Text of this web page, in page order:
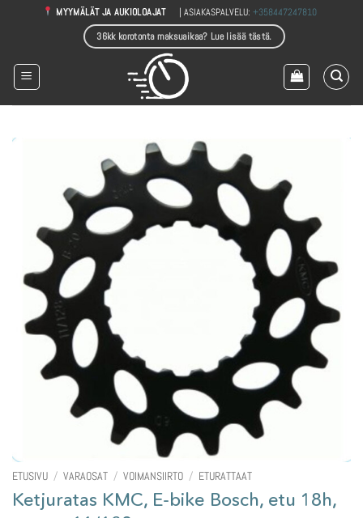
MYYMÄLÄT JA AUKIOLOAJAT | ASIAKASPALVELU:+358447247810
36kk korotonta maksuaikaa? Lue lisää tästä.
ETUSIVU / VARAOSAT / VOIMANSIIRTO / ETURATTAAT
Ketjuratas KMC, E-bike Bosch, etu 18h,